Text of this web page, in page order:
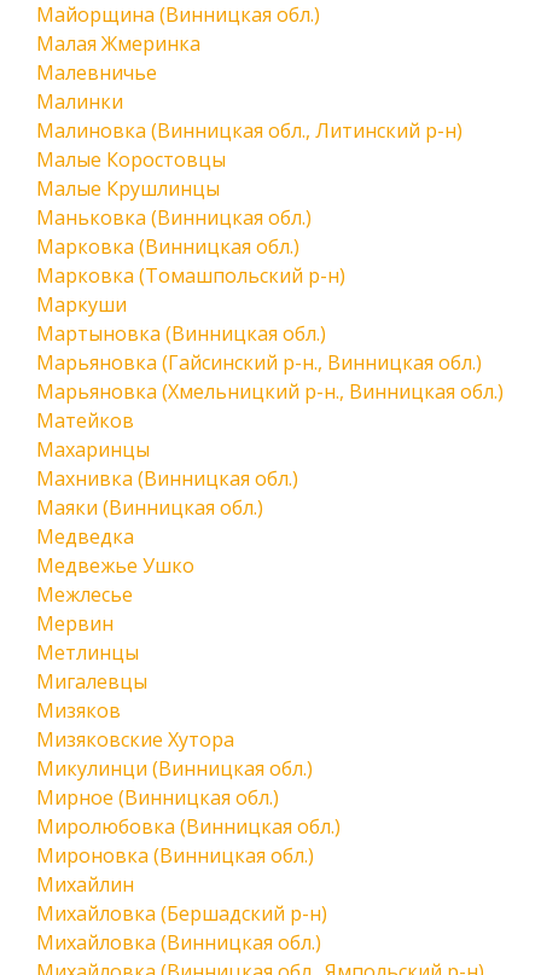
Майорщина (Винницкая обл.)
Малая Жмеринка
Малевничье
Малинки
Малиновка (Винницкая обл., Литинский р-н)
Малые Коростовцы
Малые Крушлинцы
Маньковка (Винницкая обл.)
Марковка (Винницкая обл.)
Марковка (Томашпольский р-н)
Маркуши
Мартыновка (Винницкая обл.)
Марьяновка (Гайсинский р-н., Винницкая обл.)
Марьяновка (Хмельницкий р-н., Винницкая обл.)
Матейков
Махаринцы
Махнивка (Винницкая обл.)
Маяки (Винницкая обл.)
Медведка
Медвежье Ушко
Межлесье
Мервин
Метлинцы
Мигалевцы
Мизяков
Мизяковские Хутора
Микулинци (Винницкая обл.)
Мирное (Винницкая обл.)
Миролюбовка (Винницкая обл.)
Мироновка (Винницкая обл.)
Михайлин
Михайловка (Бершадский р-н)
Михайловка (Винницкая обл.)